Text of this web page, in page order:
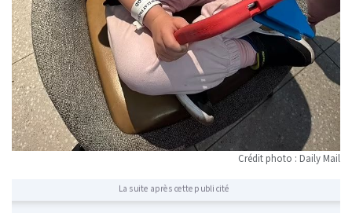
Crédit photo : Daily Mail
La suite après cette publicité